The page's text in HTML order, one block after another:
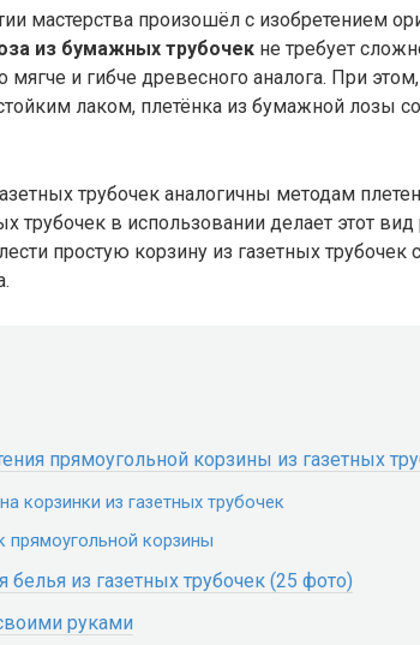
мастерства произошёл с изобретением
из бумажных трубочек не требует
мягче и гибче древесного аналога. При
лаком, плетёнка из бумажной лозы
трубочек аналогичны методам
трубочек в использовании делает этот
простую корзину из газетных
прямоугольной корзины из газетных
корзинки из газетных трубочек
прямоугольной корзины
белья из газетных трубочек (25 фото)
руками